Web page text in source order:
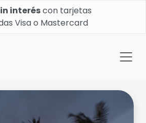
interéscon tarjetas
Visa o Mastercard